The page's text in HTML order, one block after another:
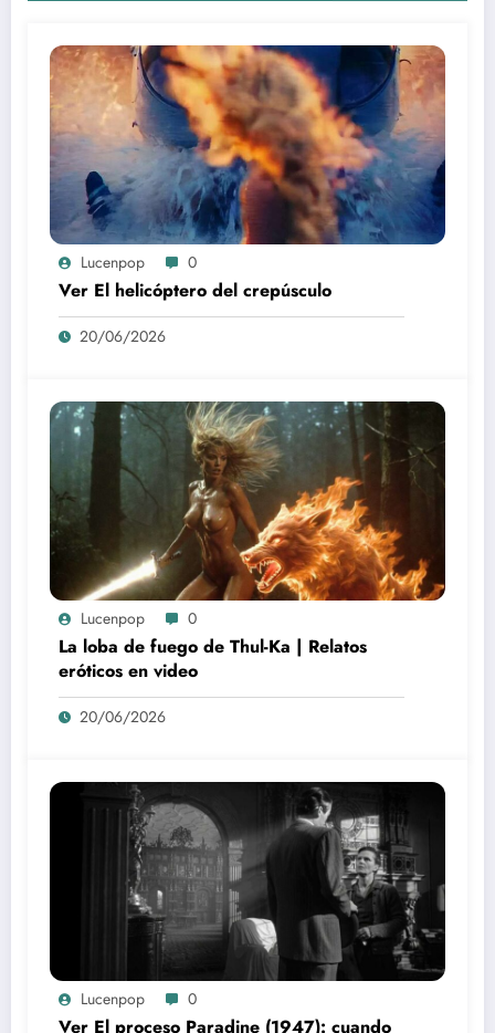
Lucenpop 0
Ver El helicóptero del crepúsculo
20/06/2026
Lucenpop 0
La loba de fuego de Thul-Ka | Relatos
eróticos en video
20/06/2026
Lucenpop 0
Ver El proceso Paradine (1947): cuando